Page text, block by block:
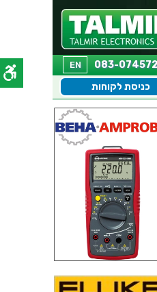
EN
כניסת לקוחות